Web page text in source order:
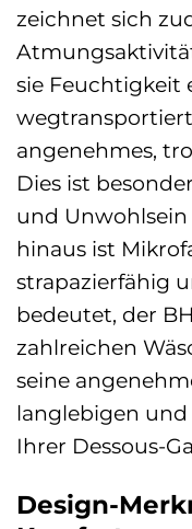
zeichnet sich
sie Feuchtigkeit
angenehmes,
Dies ist
und
hinaus ist
strapazierfähig
bedeutet, der
zahlreichen
seine
langlebigen und
Ihrer Dessous-
Design-